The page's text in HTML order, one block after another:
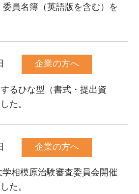
員名簿（英語版を含む）を
企業の方へ
るひな型（書式・提出資
た。
企業の方へ
相模原治験審査委員会開催
た。